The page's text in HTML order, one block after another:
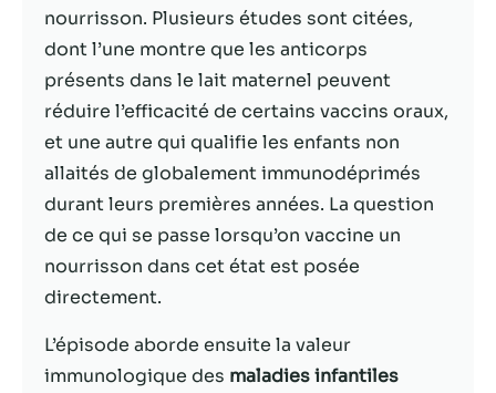
nourrisson. Plusieurs études sont citées,
dont l’une montre que les anticorps
présents dans le lait maternel peuvent
réduire l’efficacité de certains vaccins oraux,
et une autre qui qualifie les enfants non
allaités de globalement immunodéprimés
durant leurs premières années. La question
de ce qui se passe lorsqu’on vaccine un
nourrisson dans cet état est posée
directement.
L’épisode aborde ensuite la valeur
immunologique des maladies infantiles
fonctionnalité
du site Web,
en fonction
de la façon
Web est
utilisé.
Afin que notre
aussi bien que
possible lors